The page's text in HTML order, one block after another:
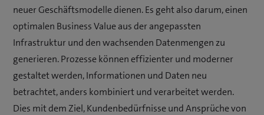
neuer Geschäftsmodelle dienen. Es geht also darum, einen
optimalen Business Value aus der angepassten
Infrastruktur und den wachsenden Datenmengen zu
generieren. Prozesse können effizienter und moderner
gestaltet werden, Informationen und Daten neu
betrachtet, anders kombiniert und verarbeitet werden.
Dies mit dem Ziel, Kundenbedürfnisse und Ansprüche von